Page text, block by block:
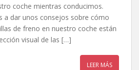
coche mientras conducimos.
a dar unos consejos sobre cómo
de freno en nuestro coche están
visual de las […]
LEER MÁS